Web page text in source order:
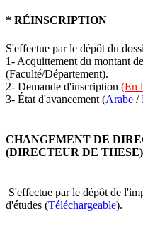
* RÉINSCRIPTION
S'effectue par le dépôt du
1- Acquittement du montant
(Faculté/Département).
2- Demande d'inscription (En
3- État d'avancement (Arabe /
CHANGEMENT DE
(DIRECTEUR DE THESE)
S'effectue par le dépôt de
d'études (Téléchargeable).